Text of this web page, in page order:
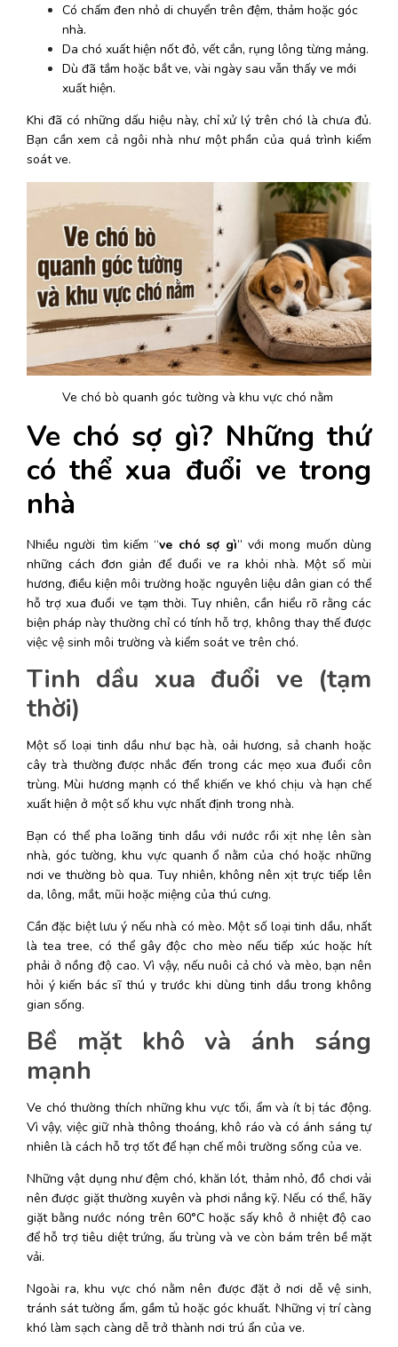
Có chấm đen nhỏ di chuyển trên đệm, thảm hoặc góc
nhà.
Da chó xuất hiện nốt đỏ, vết cắn, rụng lông từng mảng.
Dù đã tắm hoặc bắt ve, vài ngày sau vẫn thấy ve mới
xuất hiện.
Khi đã có những dấu hiệu này, chỉ xử lý trên chó là chưa đủ.
Bạn cần xem cả ngôi nhà như một phần của quá trình kiểm
soát ve.
Ve chó bò quanh góc tường và khu vực chó nằm
Ve chó sợ gì? Những thứ
có thể xua đuổi ve trong
nhà
Nhiều người tìm kiếm “ve chó sợ gì” với mong muốn dùng
những cách đơn giản để đuổi ve ra khỏi nhà. Một số mùi
hương, điều kiện môi trường hoặc nguyên liệu dân gian có thể
hỗ trợ xua đuổi ve tạm thời. Tuy nhiên, cần hiểu rõ rằng các
biện pháp này thường chỉ có tính hỗ trợ, không thay thế được
việc vệ sinh môi trường và kiểm soát ve trên chó.
Tinh dầu xua đuổi ve (tạm
thời)
Một số loại tinh dầu như bạc hà, oải hương, sả chanh hoặc
cây trà thường được nhắc đến trong các mẹo xua đuổi côn
trùng. Mùi hương mạnh có thể khiến ve khó chịu và hạn chế
xuất hiện ở một số khu vực nhất định trong nhà.
Bạn có thể pha loãng tinh dầu với nước rồi xịt nhẹ lên sàn
nhà, góc tường, khu vực quanh ổ nằm của chó hoặc những
nơi ve thường bò qua. Tuy nhiên, không nên xịt trực tiếp lên
da, lông, mắt, mũi hoặc miệng của thú cưng.
Cần đặc biệt lưu ý nếu nhà có mèo. Một số loại tinh dầu, nhất
là tea tree, có thể gây độc cho mèo nếu tiếp xúc hoặc hít
phải ở nồng độ cao. Vì vậy, nếu nuôi cả chó và mèo, bạn nên
hỏi ý kiến bác sĩ thú y trước khi dùng tinh dầu trong không
gian sống.
Bề mặt khô và ánh sáng
mạnh
Ve chó thường thích những khu vực tối, ẩm và ít bị tác động.
Vì vậy, việc giữ nhà thông thoáng, khô ráo và có ánh sáng tự
nhiên là cách hỗ trợ tốt để hạn chế môi trường sống của ve.
Những vật dụng như đệm chó, khăn lót, thảm nhỏ, đồ chơi vải
nên được giặt thường xuyên và phơi nắng kỹ. Nếu có thể, hãy
giặt bằng nước nóng trên 60°C hoặc sấy khô ở nhiệt độ cao
để hỗ trợ tiêu diệt trứng, ấu trùng và ve còn bám trên bề mặt
vải.
Ngoài ra, khu vực chó nằm nên được đặt ở nơi dễ vệ sinh,
tránh sát tường ẩm, gầm tủ hoặc góc khuất. Những vị trí càng
khó làm sạch càng dễ trở thành nơi trú ẩn của ve.